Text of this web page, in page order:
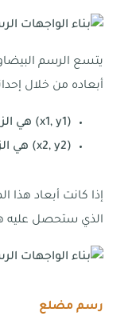
يتسع الرسم
أبعاده من خلال
(x1, y1) هي الزاوية اليسرى العلوية للمستطيل.
(x2, y2) هي الزاوية اليمنى السفلية للمستطيل.
إذا كانت أبعاد
الذي ستحصل عليه
رسم مضلع